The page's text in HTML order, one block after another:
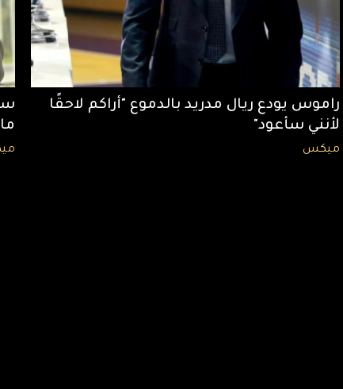
راموس يودع ريال مدريد بالدموع "أراكم لاحقًا
لأنني سأعود"
ميكس